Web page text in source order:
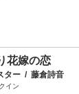
花嫁の恋
ター / 藤倉詩音
イン